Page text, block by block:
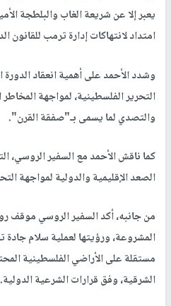
يعبر إلا عن شريعة الغاب والبلطجة
امتداد لانتهاكات إدارة ترمب للقانون
وشدد الأحمد على أهمية انعقاد
التحرير الفلسطينية، لمواجهة
والتصدي لما يسمى بـ"صفقة القرن".
كما ناقش الأحمد مع السفير الروسي،
الصعد الإقليمية والدولية لمواجهة
من جانبه، أكد السفير الروسي موقف
المشروعة، ورؤيتها لعملية سلام جادة
الشرقية، وفق قرارات الشرعية الدولية.